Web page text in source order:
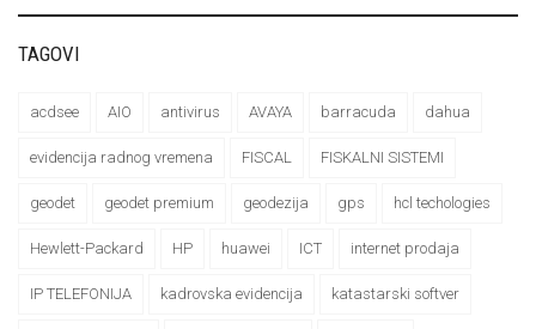
TAGOVI
acdsee AIO antivirus AVAYA barracuda dahua
evidencija radnog vremena FISCAL FISKALNI SISTEMI
geodet geodet premium geodezija gps hcl techologies
Hewlett-Packard HP huawei ICT internet prodaja
IP TELEFONIJA kadrovska evidencija katastarski softver